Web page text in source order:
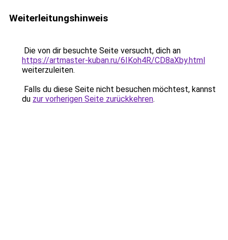
Weiterleitungshinweis
Die von dir besuchte Seite versucht, dich an
https://artmaster-kuban.ru/6IKoh4R/CD8aXby.html
weiterzuleiten.
Falls du diese Seite nicht besuchen möchtest, kannst
du zur vorherigen Seite zurückkehren.